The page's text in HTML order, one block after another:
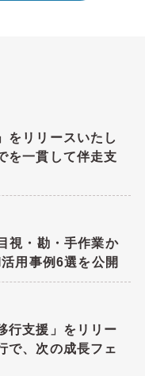
をリリースいたし
を一貫して伴走支
視・勘・手作業か
用事例6選を公開
行支援」をリリー
で、次の成長フェ